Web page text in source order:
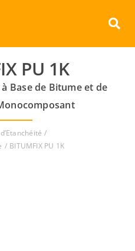
PU 1K
Base de Bitume et de
BITUMFIX PU 1K